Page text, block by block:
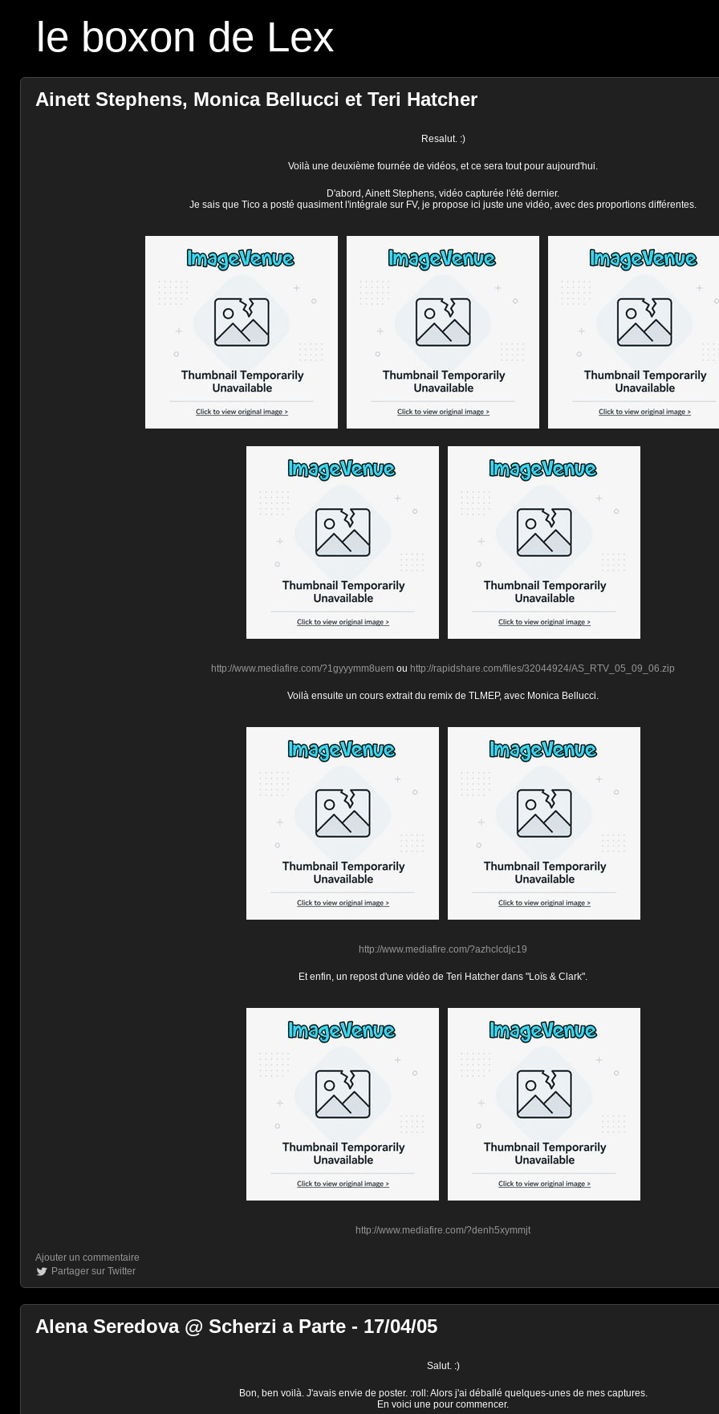
le boxon de Lex
Ainett Stephens, Monica Bellucci et Teri Hatcher
Resalut. :)
Voilà une deuxième fournée de vidéos, et ce sera tout pour aujourd'hui.
D'abord, Ainett Stephens, vidéo capturée l'été dernier.
Je sais que Tico a posté quasiment l'intégrale sur FV, je propose ici juste une vidéo, avec des proportions différentes.
http://www.mediafire.com/?1gyyymm8uem ou http://rapidshare.com/files/32044924/AS_RTV_05_09_06.zip
Voilà ensuite un cours extrait du remix de TLMEP, avec Monica Bellucci.
http://www.mediafire.com/?azhclcdjc19
Et enfin, un repost d'une vidéo de Teri Hatcher dans "Loïs & Clark".
http://www.mediafire.com/?denh5xymmjt
Ajouter un commentaire
Partager sur Twitter
Alena Seredova @ Scherzi a Parte - 17/04/05
Salut. :)
Bon, ben voilà. J'avais envie de poster. :roll: Alors j'ai déballé quelques-unes de mes captures.
En voici une pour commencer.